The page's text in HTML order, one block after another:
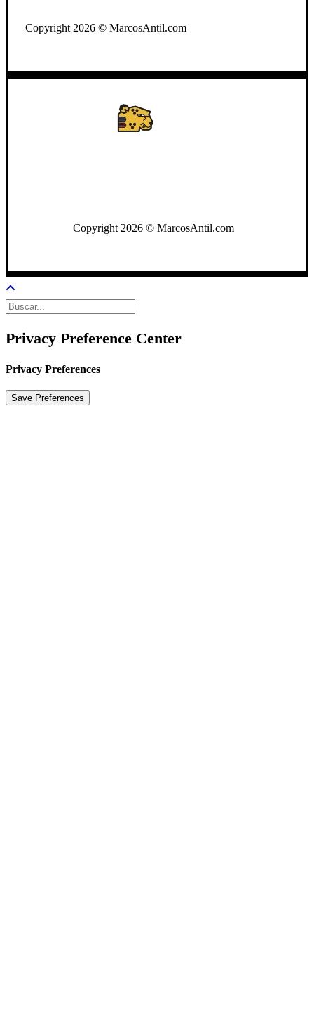
Copyright 2026 © MarcosAntil.com
Copyright 2026 © MarcosAntil.com
Privacy Preference Center
Privacy Preferences